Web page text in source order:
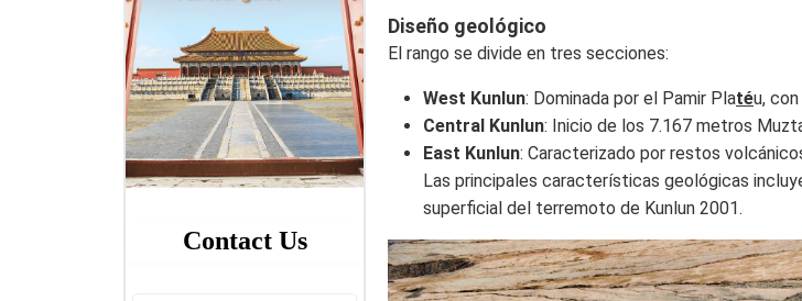
Diseño geológico
El rango se divide en tres secciones:
West Kunlun: Dominada por el Pamir Platéu,
Central Kunlun: Inicio de los 7.167 metros
East Kunlun: Caracterizado por restos
Las principales características geológicas
superficial del terremoto de Kunlun 2001.
Contact Us